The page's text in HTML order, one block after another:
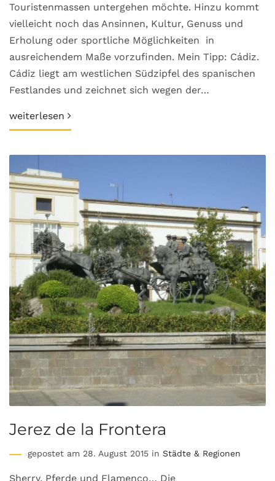
Touristenmassen untergehen möchte. Hinzu kommt
vielleicht noch das Ansinnen, Kultur, Genuss und
Erholung oder sportliche Möglichkeiten in
ausreichendem Maße vorzufinden. Mein Tipp: Cádiz.
Cádiz liegt am westlichen Südzipfel des spanischen
Festlandes und zeichnet sich wegen der…
weiterlesen
Jerez de la Frontera
gepostet am 28. August 2015 in Städte & Regionen
Sherry, Pferde und Flamenco… Die